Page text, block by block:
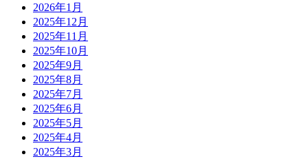
2026年1月
2025年12月
2025年11月
2025年10月
2025年9月
2025年8月
2025年7月
2025年6月
2025年5月
2025年4月
2025年3月